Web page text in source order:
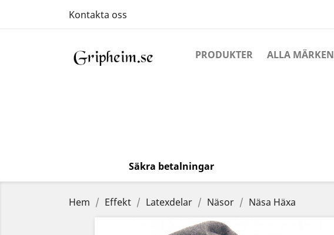
Kontakta oss
PRODUKTER ALLA MÄRKEN
Säkra betalningar
Hem Effekt Latexdelar Näsor Näsa Häxa